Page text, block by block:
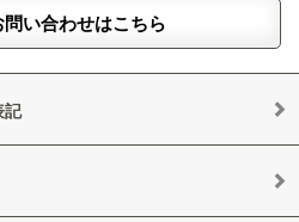
い合わせはこちら
記